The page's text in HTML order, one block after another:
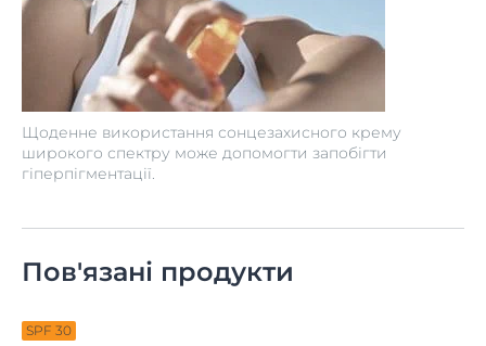
Щоденне використання сонцезахисного крему
широкого спектру може допомогти запобігти
гіперпігментації.
Пов'язані продукти
SPF 30